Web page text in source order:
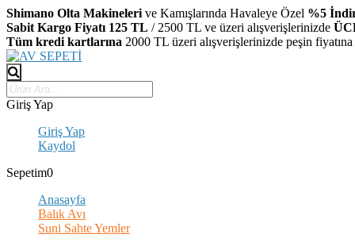
Shimano Olta Makineleri ve Kamışlarında Havaleye Özel %5
Sabit Kargo Fiyatı 125 TL / 2500 TL ve üzeri alışverişlerinizde
Tüm kredi kartlarına 2000 TL üzeri alışverişlerinizde peşin fiyatına
Giriş Yap
Giriş Yap
Kaydol
Sepetim0
Anasayfa
Balık Avı
Suni Sahte Yemler